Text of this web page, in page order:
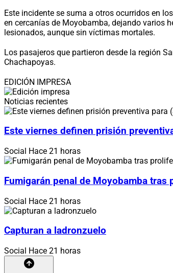
Este incidente se suma a otros ocurridos en
en cercanías de Moyobamba, dejando varios
lesionados, aunque sin víctimas mortales.
Los pasajeros que partieron desde la región
Chachapoyas.
EDICIÓN IMPRESA
Noticias recientes
Este viernes definen prisión
Social Hace 21 horas
Fumigarán penal de Moyobamba
Social Hace 21 horas
Capturan a ladronzuelo
Social Hace 21 horas